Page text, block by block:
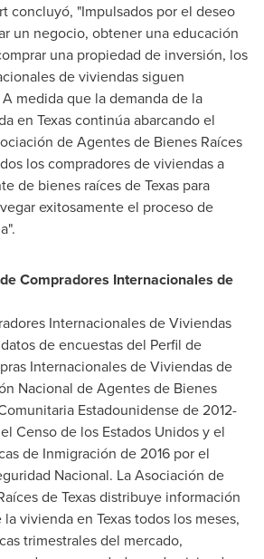
concluyó, "Impulsados por el deseo
un negocio, obtener una educación
una propiedad de inversión, los
de viviendas siguen
A medida que la demanda de la
en Texascontinúa abarcando el
de Agentes de Bienes Raíces
los compradores de viviendas a
de bienes raíces deTexas para
exitosamente el proceso de
Compradores Internacionales de
Internacionales de Viviendas
de encuestas del Perfil de
Internacionales de Viviendas de
Nacional de Agentes de Bienes
Estadounidense de 2012-
Censo de los Estados Unidos y el
de Inmigración de 2016 por el
Nacional. La Asociación de
deTexasdistribuye información
la vivienda en Texastodos los meses,
trimestrales del mercado,